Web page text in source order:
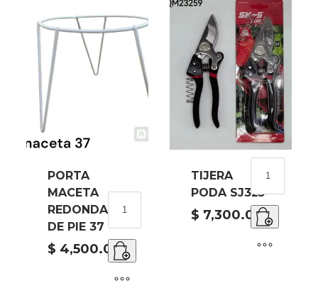
PORTA
MACETA
REDONDA
DE PIE 37
$ 4,500.00
MACETA
REDONDA
DE
PIE
37
TIJERA
PODA SJ325
$ 7,300.00
PODA
SJ325
cantidad